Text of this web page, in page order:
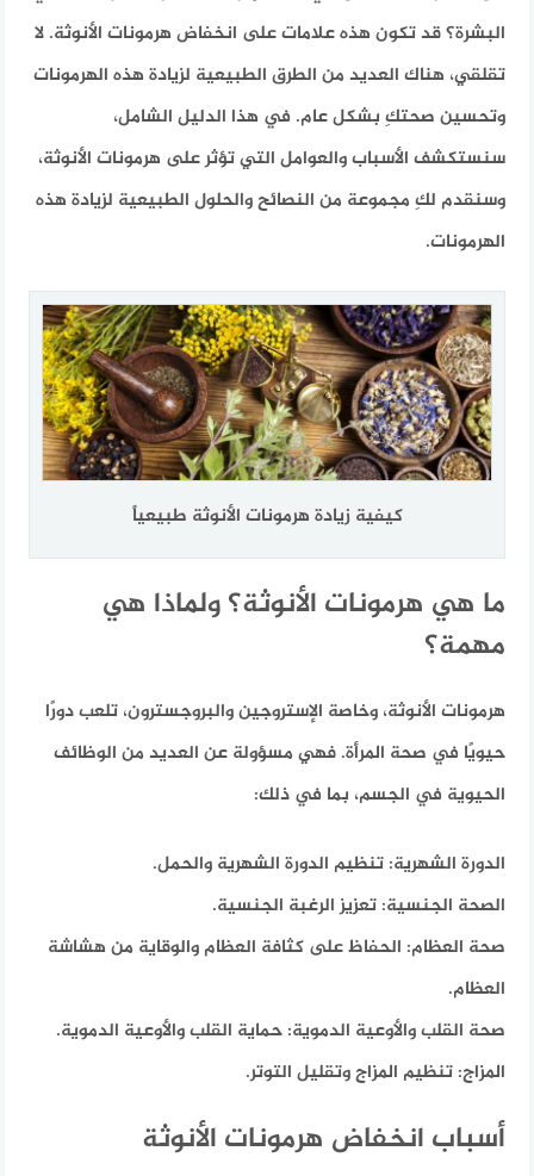
البشرة؟ قد تكون هذه علامات على انخفاض هرمونات الأنوثة. لا
تقلقي، هناك العديد من الطرق الطبيعية لزيادة هذه الهرمونات
وتحسين صحتكِ بشكل عام. في هذا الدليل الشامل،
سنستكشف الأسباب والعوامل التي تؤثر على هرمونات الأنوثة،
وسنقدم لكِ مجموعة من النصائح والحلول الطبيعية لزيادة هذه
الهرمونات.
كيفية زيادة هرمونات الأنوثة طبيعياً
ما هي هرمونات الأنوثة؟ ولماذا هي
مهمة؟
هرمونات الأنوثة، وخاصة الإستروجين والبروجسترون، تلعب دورًا
حيويًا في صحة المرأة. فهي مسؤولة عن العديد من الوظائف
الحيوية في الجسم، بما في ذلك:
الدورة الشهرية: تنظيم الدورة الشهرية والحمل.
الصحة الجنسية: تعزيز الرغبة الجنسية.
صحة العظام: الحفاظ على كثافة العظام والوقاية من هشاشة
العظام.
صحة القلب والأوعية الدموية: حماية القلب والأوعية الدموية.
المزاج: تنظيم المزاج وتقليل التوتر.
أسباب انخفاض هرمونات الأنوثة